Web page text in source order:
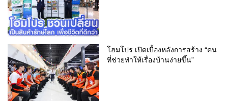
โฮมโปร เปิดเบื้องหลังการสร้าง “คน
ที่ช่วยทำให้เรื่องบ้านง่ายขึ้น”